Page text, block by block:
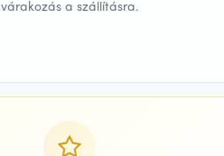
várakozás a szállításra.